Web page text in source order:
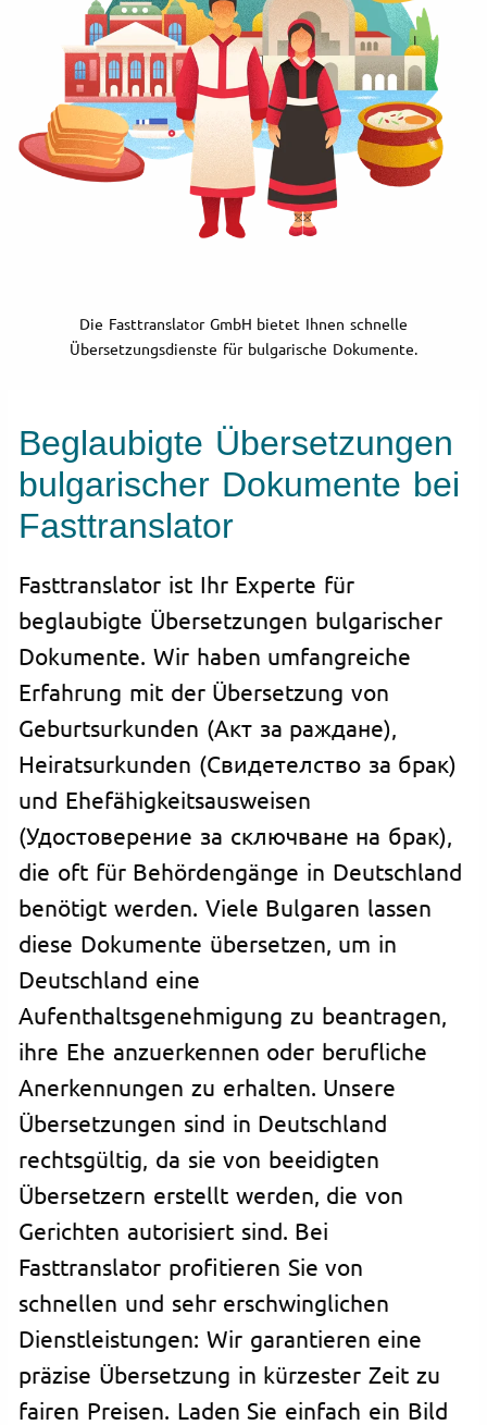
Die Fasttranslator GmbH bietet Ihnen schnelle
Übersetzungsdienste für bulgarische Dokumente.
Beglaubigte Übersetzungen
bulgarischer Dokumente bei
Fasttranslator
Fasttranslator ist Ihr Experte für
beglaubigte Übersetzungen bulgarischer
Dokumente. Wir haben umfangreiche
Erfahrung mit der Übersetzung von
Geburtsurkunden (Акт за раждане),
Heiratsurkunden (Свидетелство за брак)
und Ehefähigkeitsausweisen
(Удостоверение за сключване на брак),
die oft für Behördengänge in Deutschland
benötigt werden. Viele Bulgaren lassen
diese Dokumente übersetzen, um in
Deutschland eine
Aufenthaltsgenehmigung zu beantragen,
ihre Ehe anzuerkennen oder berufliche
Anerkennungen zu erhalten. Unsere
Übersetzungen sind in Deutschland
rechtsgültig, da sie von beeidigten
Übersetzern erstellt werden, die von
Gerichten autorisiert sind. Bei
Fasttranslator profitieren Sie von
schnellen und sehr erschwinglichen
Dienstleistungen: Wir garantieren eine
präzise Übersetzung in kürzester Zeit zu
fairen Preisen. Laden Sie einfach ein Bild